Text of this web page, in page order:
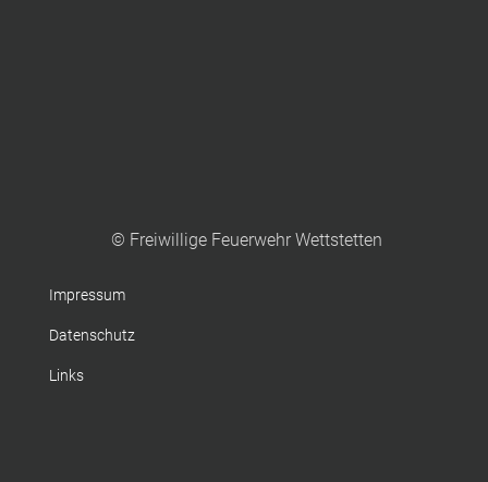
© Freiwillige Feuerwehr Wettstetten
Impressum
Datenschutz
Links